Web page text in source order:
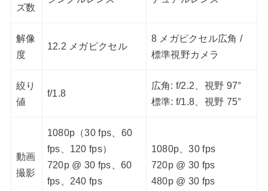
ズ数
解像
度
12.2 メガピクセル
8 メガピクセル広角 /
標準視野カメラ
絞り
値
f/1.8
広角: f/2.2、視野 97°
標準: f/1.8、視野 75°
動画
撮影
1080p（30 fps、60
fps、120 fps）
720p @ 30 fps、60
fps、240 fps
1080p、30 fps
720p @ 30 fps
480p @ 30 fps